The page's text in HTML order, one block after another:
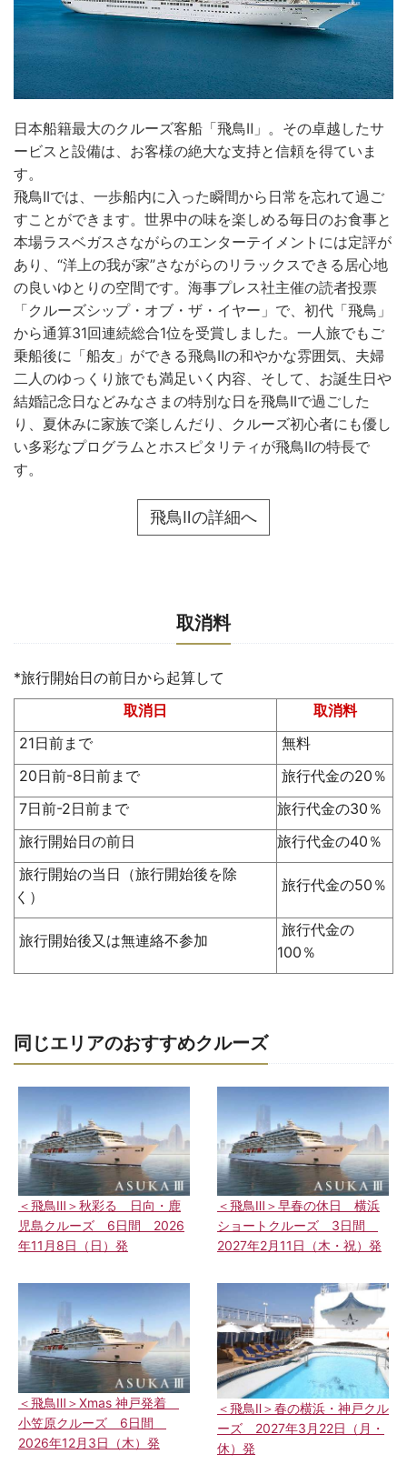
日本船籍最大のクルーズ客船「飛鳥Ⅱ」。その卓越したサ
ービスと設備は、お客様の絶大な支持と信頼を得ていま
す。
飛鳥IIでは、一歩船内に入った瞬間から日常を忘れて過ご
すことができます。世界中の味を楽しめる毎日のお食事と
本場ラスベガスさながらのエンターテイメントには定評が
あり、“洋上の我が家”さながらのリラックスできる居心地
の良いゆとりの空間です。海事プレス社主催の読者投票
「クルーズシップ・オブ・ザ・イヤー」で、初代「飛鳥」
から通算31回連続総合1位を受賞しました。一人旅でもご
乗船後に「船友」ができる飛鳥Ⅱの和やかな雰囲気、夫婦
二人のゆっくり旅でも満足いく内容、そして、お誕生日や
結婚記念日などみなさまの特別な日を飛鳥IIで過ごした
り、夏休みに家族で楽しんだり、クルーズ初心者にも優し
い多彩なプログラムとホスピタリティが飛鳥Ⅱの特長で
す。
飛鳥Ⅱの詳細へ
取消料
*旅行開始日の前日から起算して
取消日
取消料
21日前まで
無料
20日前-8日前まで
旅行代金の20％
7日前-2日前まで
旅行代金の30％
旅行開始日の前日
旅行代金の40％
旅行開始の当日（旅行開始後を除
く）
旅行代金の50％
旅行開始後又は無連絡不参加
旅行代金の
100％
同じエリアのおすすめクルーズ
＜飛鳥Ⅲ＞秋彩る 日向・鹿
児島クルーズ 6日間 2026
年11月8日（日）発
＜飛鳥Ⅲ＞早春の休日 横浜
ショートクルーズ 3日間
2027年2月11日（木・祝）発
＜飛鳥Ⅲ＞Xmas 神戸発着
小笠原クルーズ 6日間
2026年12月3日（木）発
＜飛鳥Ⅱ＞春の横浜・神戸クル
ーズ 2027年3月22日（月・
休）発